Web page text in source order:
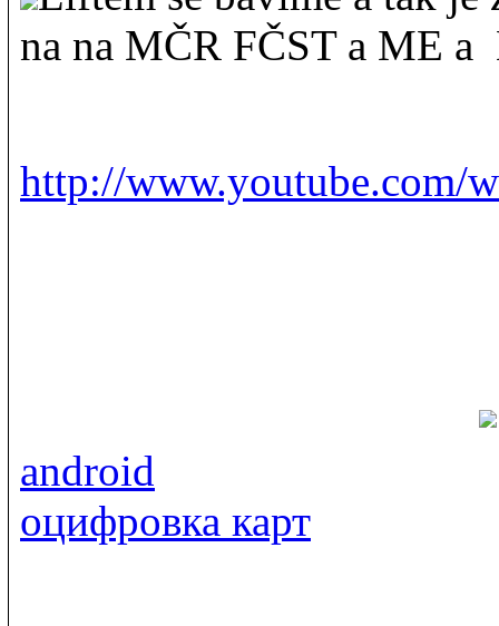
na na MČR FČST a ME
http://www.youtube.com/
android
оцифровка карт